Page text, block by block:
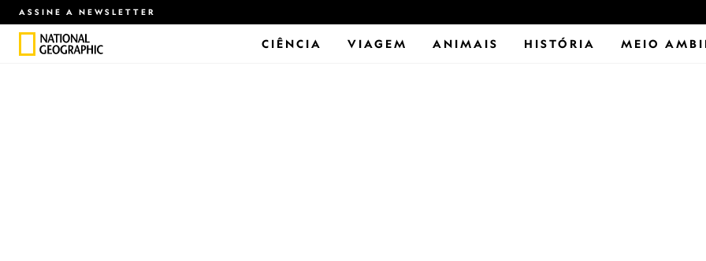
ASSINE A NEWSLETTER
CIÊNCIA VIAGEM ANIMAIS HISTÓRIA MEIO